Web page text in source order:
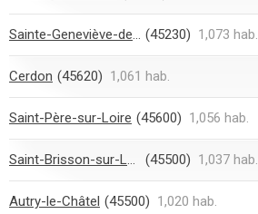
Sainte-Geneviève-des-Bois (45230) 1,073 hab.
Cerdon (45620) 1,061 hab.
Saint-Père-sur-Loire (45600) 1,056 hab.
Saint-Brisson-sur-Loire (45500) 1,037 hab.
Autry-le-Châtel (45500) 1,020 hab.